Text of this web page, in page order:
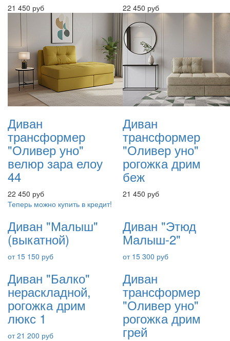
21 450 руб 22 450 руб
Диван
трансформер
"Оливер уно"
велюр зара елоу
44
22 450 руб
Диван
трансформер
"Оливер уно"
рогожка дрим
беж
21 450 руб
Теперь можно купить в кредит!
Диван "Малыш"
(выкатной)
от 15 150 руб
Диван "Этюд
Малыш-2"
от 15 300 руб
Диван "Балко"
нераскладной,
рогожка дрим
люкс 1
от 21 200 руб
Диван
трансформер
"Оливер уно"
рогожка дрим
грей